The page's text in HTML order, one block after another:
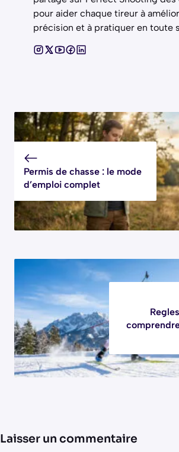
pour aider chaque tireur à
précision et à pratiquer en toute
Permis de chasse : le mode
d’emploi complet
Laisser un commentaire